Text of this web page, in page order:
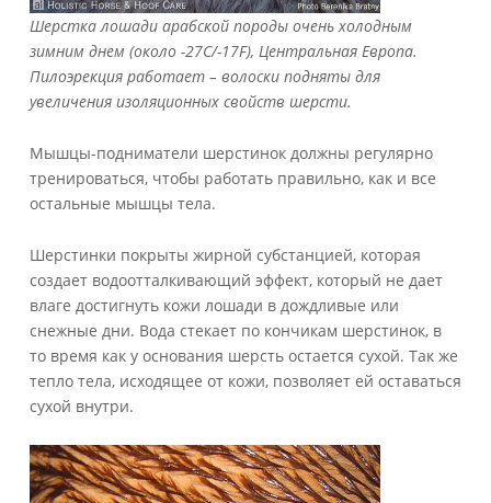
Шерстка лошади арабской породы очень холодным
зимним днем (около -27С/-17F), Центральная Европа.
Пилоэрекция работает – волоски подняты для
увеличения изоляционных свойств шерсти.
Мышцы-подниматели шерстинок должны регулярно
тренироваться, чтобы работать правильно, как и все
остальные мышцы тела.
Шерстинки покрыты жирной субстанцией, которая
создает водоотталкивающий эффект, который не дает
влаге достигнуть кожи лошади в дождливые или
снежные дни. Вода стекает по кончикам шерстинок, в
то время как у основания шерсть остается сухой. Так же
тепло тела, исходящее от кожи, позволяет ей оставаться
сухой внутри.